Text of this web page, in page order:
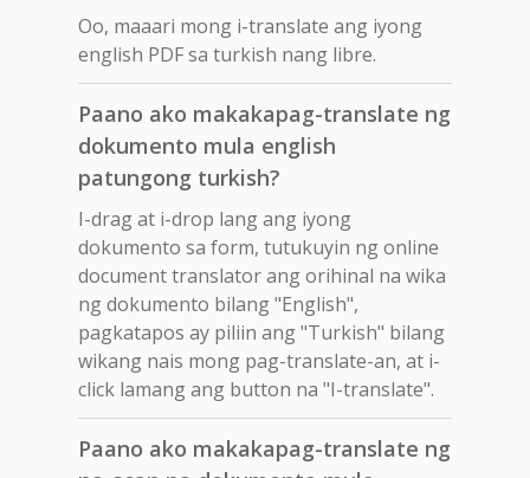
Oo, maaari mong i-translate ang iyong
english PDF sa turkish nang libre.
Paano ako makakapag-translate ng
dokumento mula english
patungong turkish?
I-drag at i-drop lang ang iyong
dokumento sa form, tutukuyin ng online
document translator ang orihinal na wika
ng dokumento bilang "English",
pagkatapos ay piliin ang "Turkish" bilang
wikang nais mong pag-translate-an, at i-
click lamang ang button na "I-translate".
Paano ako makakapag-translate ng